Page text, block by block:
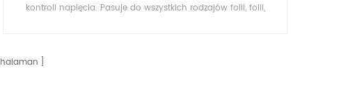
kontroli napięcia. Pasuje do wszystkich rodzajów folii, folii,
halaman